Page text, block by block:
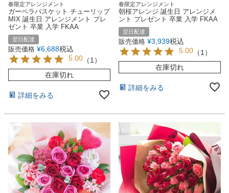
春限定アレンジメント
ガーベラバスケット チューリップ
MIX 誕生日 アレンジメント プレ
ゼント 卒業 入学 FKAA
翌日配達
販売価格 ¥6,688税込
5.00 （1 ）
在庫切れ
詳細をみる
春限定アレンジメント
朝桜アレンジ 誕生日 アレンジメ
ント プレゼント 卒業 入学 FKAA
翌日配達
販売価格 ¥3,939税込
5.00 （1 ）
在庫切れ
詳細をみる